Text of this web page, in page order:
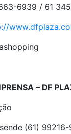
6939 / 61
www.dfplaza.
– DF
(61)